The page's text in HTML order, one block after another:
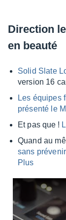
Direc­tion
en beauté
Solid Slate
version 16
Les équipes
présenté le
Et pas que !
Quand au
sans
Plus